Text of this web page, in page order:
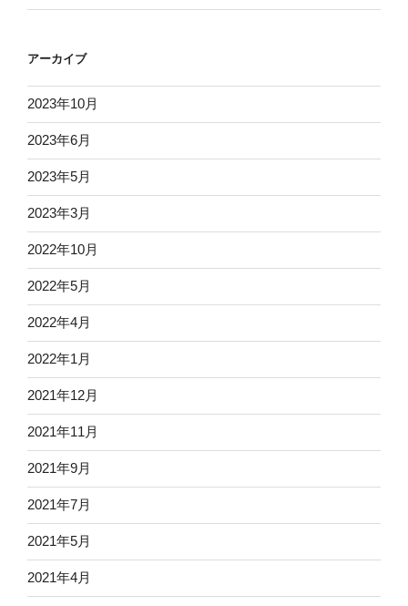
アーカイブ
2023年10月
2023年6月
2023年5月
2023年3月
2022年10月
2022年5月
2022年4月
2022年1月
2021年12月
2021年11月
2021年9月
2021年7月
2021年5月
2021年4月